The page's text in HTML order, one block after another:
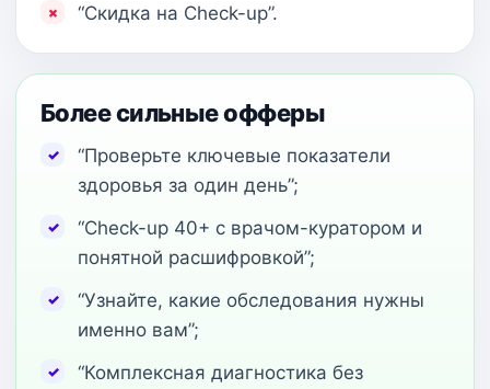
“Скидка на Check-up”.
Более сильные офферы
“Проверьте ключевые показатели
здоровья за один день”;
“Check-up 40+ с врачом-куратором и
понятной расшифровкой”;
“Узнайте, какие обследования нужны
именно вам”;
“Комплексная диагностика без